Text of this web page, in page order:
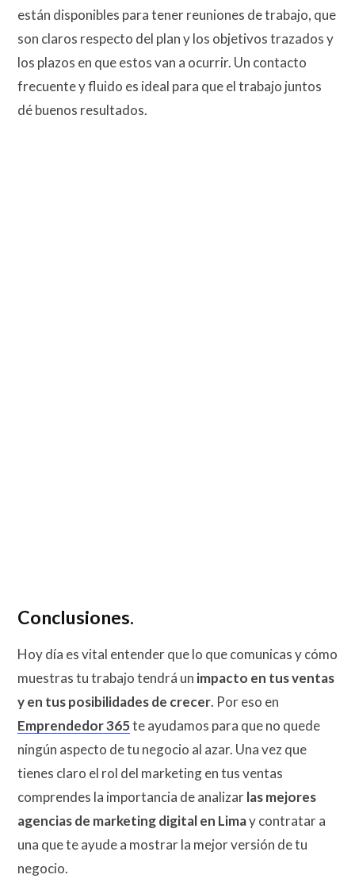
están disponibles para tener reuniones de trabajo, que
son claros respecto del plan y los objetivos trazados y
los plazos en que estos van a ocurrir. Un contacto
frecuente y fluido es ideal para que el trabajo juntos
dé buenos resultados.
Conclusiones.
Hoy día es vital entender que lo que comunicas y cómo
muestras tu trabajo tendrá un impacto en tus ventas
y en tus posibilidades de crecer. Por eso en
Emprendedor 365te ayudamos para que no quede
ningún aspecto de tu negocio al azar. Una vez que
tienes claro el rol del marketing en tus ventas
comprendes la importancia de analizarlas mejores
agencias de marketing digital en Limay contratar a
una que te ayude a mostrar la mejor versión de tu
negocio.